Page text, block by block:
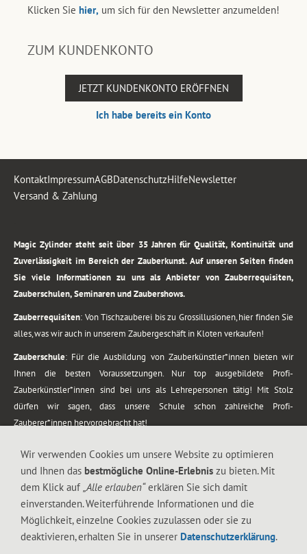
Klicken Sie hier, um sich für den Newsletter anzumelden!
ZUM KUNDENKONTO
JETZT KUNDENKONTO ERÖFFNEN
Ich habe bereits ein Konto
KontaktImpressumAGBDatenschutzHilfeNewsletter
Versand & Zahlung
Magic Zylinder steht seit über 35 Jahren für Qualität, Kontinuität und
Zuverlässigkeit im Bereich der Zauberkunst. Auf unseren Seiten finden
Sie viele Informationen zu uns als Anbieter von Zauberrequisiten,
Zauberschulen, Seminaren und Zaubershows.
Zauberrequisiten: Von Tischzauberei bis zu Grossillusionen, hier finden Sie
alles, was wir auch in unserem Zaubergeschäft in Kloten verkaufen!
Zauberschule: Für die Ausbildung von Zauberkünstler*innen bieten wir
Ihnen die besten Voraussetzungen. Nur top ausgebildete Profi-
Zauberkünstler*innen sind bei uns als Lehrepersonen tätig! Mit Stolz
dürfen wir sagen, dass unsere Schule schon zahlreiche Profi-
Zauberer*innen hervorgebracht hat!
vom Kinderprogramm bis zur Tischzauberei. Lassen Sie sich faszinieren von
meiner Zauber-Sprech-Show, angerührt mit sprachlichen Sequenzen,
gewürzt mit Gags und visuellen Illusionen wie Kaninchen, Vasen, Seilen,
Wir verwenden Cookies um unsere Website zu optimieren
und Ihnen das bestmögliche Online-Erlebnis zu bieten. Mit
dem Klick auf „Alle erlauben“erklären Sie sich damit
einverstanden. Weiterführende Informationen und die
Möglichkeit, einzelne Cookies zuzulassen oder sie zu
deaktivieren, erhalten Sie in unserer Datenschutzerklärung.